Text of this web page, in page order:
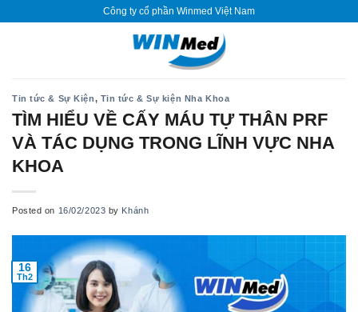
Công ty cổ phần Winmed Việt Nam
Tin tức & Sự Kiện, Tin tức & Sự kiện Nha Khoa
TÌM HIỂU VỀ CẤY MÁU TỰ THÂN PRF
VÀ TÁC DỤNG TRONG LĨNH VỰC NHA
KHOA
Posted on 16/02/2023 by Khánh
16
Th2